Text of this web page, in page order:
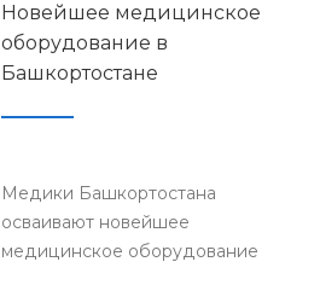
Новейшее медицинское
оборудование в
Башкортостане
Медики Башкортостана
осваивают новейшее
медицинское оборудование